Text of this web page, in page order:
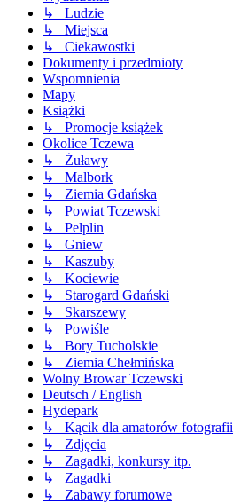
↳ Ludzie
↳ Miejsca
↳ Ciekawostki
Dokumenty i przedmioty
Wspomnienia
Mapy
Książki
↳ Promocje książek
Okolice Tczewa
↳ Żuławy
↳ Malbork
↳ Ziemia Gdańska
↳ Powiat Tczewski
↳ Pelplin
↳ Gniew
↳ Kaszuby
↳ Kociewie
↳ Starogard Gdański
↳ Skarszewy
↳ Powiśle
↳ Bory Tucholskie
↳ Ziemia Chełmińska
Wolny Browar Tczewski
Deutsch / English
Hydepark
↳ Kącik dla amatorów fotografii
↳ Zdjęcia
↳ Zagadki, konkursy itp.
↳ Zagadki
↳ Zabawy forumowe